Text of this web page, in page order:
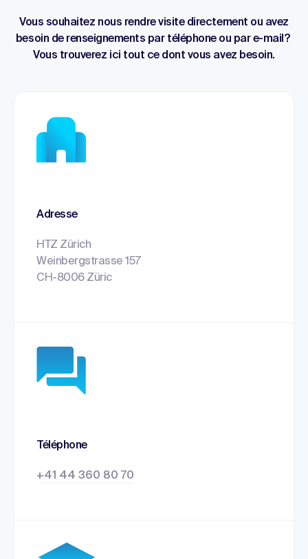
Vous souhaitez nous rendre visite directement ou avez
besoin de renseignements par téléphone ou par e-mail?
Vous trouverez ici tout ce dont vous avez besoin.
Adresse
HTZ Zürich
Weinbergstrasse 157
CH-8006 Züric
Téléphone
+41 44 360 80 70